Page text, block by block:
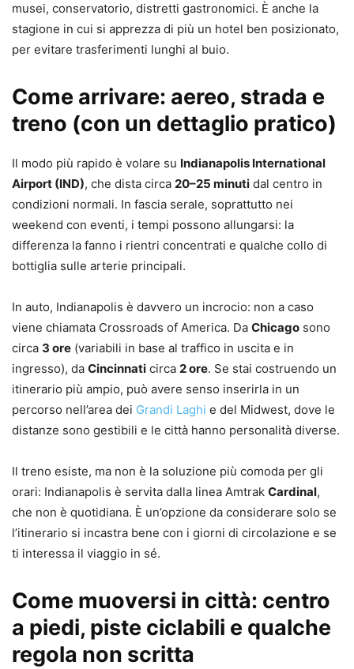
musei, conservatorio, distretti gastronomici. È anche la
stagione in cui si apprezza di più un hotel ben posizionato,
per evitare trasferimenti lunghi al buio.
Come arrivare: aereo, strada e
treno (con un dettaglio pratico)
Il modo più rapido è volare su Indianapolis International
Airport (IND), che dista circa 20–25 minuti dal centro in
condizioni normali. In fascia serale, soprattutto nei
weekend con eventi, i tempi possono allungarsi: la
differenza la fanno i rientri concentrati e qualche collo di
bottiglia sulle arterie principali.
In auto, Indianapolis è davvero un incrocio: non a caso
viene chiamata Crossroads of America. Da Chicago sono
circa 3 ore (variabili in base al traffico in uscita e in
ingresso), da Cincinnati circa 2 ore. Se stai costruendo un
itinerario più ampio, può avere senso inserirla in un
percorso nell’area dei Grandi Laghi e del Midwest, dove le
distanze sono gestibili e le città hanno personalità diverse.
Il treno esiste, ma non è la soluzione più comoda per gli
orari: Indianapolis è servita dalla linea Amtrak Cardinal,
che non è quotidiana. È un’opzione da considerare solo se
l’itinerario si incastra bene con i giorni di circolazione e se
ti interessa il viaggio in sé.
Come muoversi in città: centro
a piedi, piste ciclabili e qualche
regola non scritta